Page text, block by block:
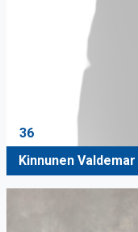
36
Kinnunen Valdemar